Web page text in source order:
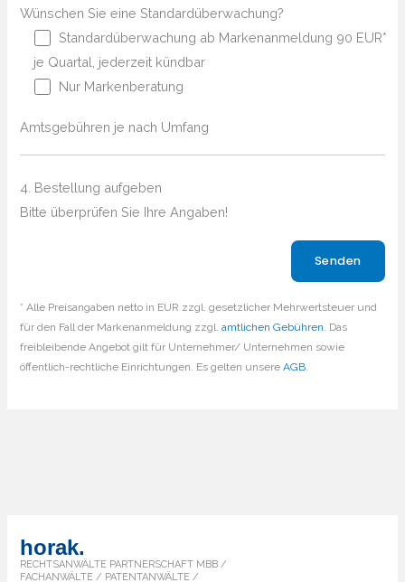
Wünschen Sie eine Standardüberwachung?
Standardüberwachung ab Markenanmeldung 90 EUR*
je Quartal, jederzeit kündbar
Nur Markenberatung
Amtsgebühren je nach Umfang
4. Bestellung aufgeben
Bitte überprüfen Sie Ihre Angaben!
* Alle Preisangaben netto in EUR zzgl. gesetzlicher Mehrwertsteuer und
für den Fall der Markenanmeldung zzgl.amtlichen Gebühren. Das
freibleibende Angebot gilt für Unternehmer/ Unternehmen sowie
öffentlich-rechtliche Einrichtungen. Es gelten unsereAGB.
horak.
RECHTSANWÄLTE PARTNERSCHAFT MBB /
FACHANWÄLTE / PATENTANWÄLTE /